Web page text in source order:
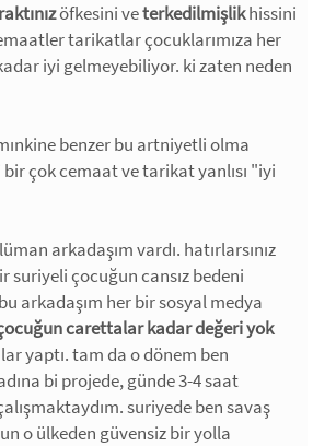
öfkesini veterkedilmişlikhissini
tarikatlar çocuklarımıza her
iyi gelmeyebiliyor. ki zaten neden
benzer bu artniyetli olma
çok cemaat ve tarikat yanlısı "iyi
arkadaşım vardı. hatırlarsınız
suriyeli çocuğun cansız bedeni
arkadaşım her bir sosyal medya
carettalar kadar değeri yok
yaptı. tam da o dönem ben
bi projede, günde 3-4 saat
suriyede ben savaş
o ülkeden güvensiz bir yolla